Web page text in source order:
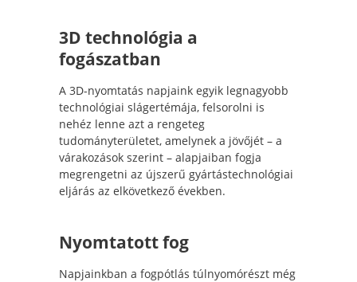
3D technológia a
fogászatban
A 3D-nyomtatás napjaink egyik legnagyobb
technológiai slágertémája, felsorolni is
nehéz lenne azt a rengeteg
tudományterületet, amelynek a jövőjét – a
várakozások szerint – alapjaiban fogja
megrengetni az újszerű gyártástechnológiai
eljárás az elkövetkező években.
Nyomtatott fog
Napjainkban a fogpótlás túlnyomórészt még